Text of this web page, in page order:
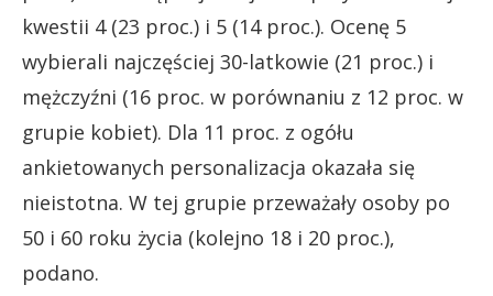
kwestii 4 (23 proc.) i 5 (14 proc.). Ocenę 5
wybierali najczęściej 30-latkowie (21 proc.) i
mężczyźni (16 proc. w porównaniu z 12 proc. w
grupie kobiet). Dla 11 proc. z ogółu
ankietowanych personalizacja okazała się
nieistotna. W tej grupie przeważały osoby po
50 i 60 roku życia (kolejno 18 i 20 proc.),
podano.